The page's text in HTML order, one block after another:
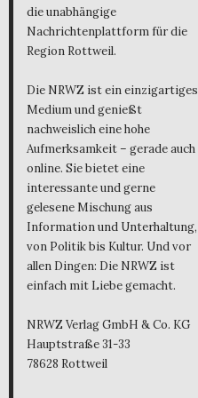
die unabhängige
Nachrichtenplattform für die
Region Rottweil.
Die NRWZ ist ein einzigartiges
Medium und genießt
nachweislich eine hohe
Aufmerksamkeit – gerade auch
online. Sie bietet eine
interessante und gerne
gelesene Mischung aus
Information und Unterhaltung,
von Politik bis Kultur. Und vor
allen Dingen: Die NRWZ ist
einfach mit Liebe gemacht.
NRWZ Verlag GmbH & Co. KG
Hauptstraße 31-33
78628 Rottweil